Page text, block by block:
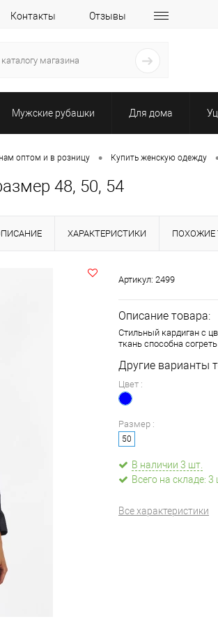
Контакты Отзывы
Мужские рубашки Для дома
оптом и в розницу • Купить женскую одежду
48, 50, 54
ХАРАКТЕРИСТИКИ ПОХОЖИЕ
Артикул: 2499
Описание товара:
Стильный кардиган с
ткань способна
Другие варианты
Цвет :
Размер :
50
В наличии 3 шт.
Всего на складе: 3
Все характеристики